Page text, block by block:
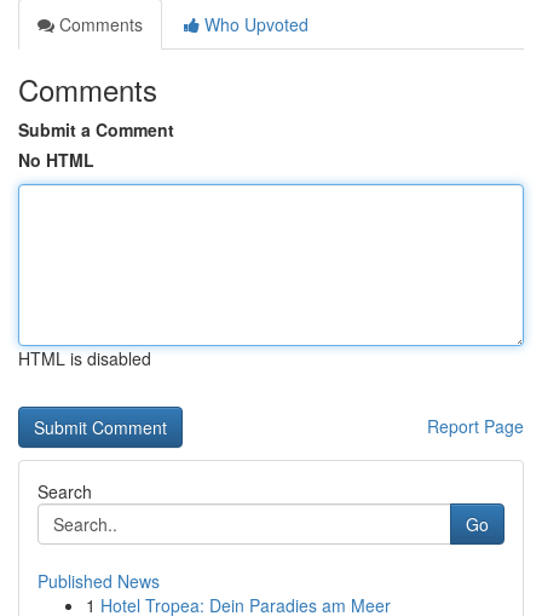
Comments
Who Upvoted
Comments
Submit a Comment
No HTML
HTML is disabled
Report Page
Search
Go
Published News
1 Hotel Tropea: Dein Paradies am Meer